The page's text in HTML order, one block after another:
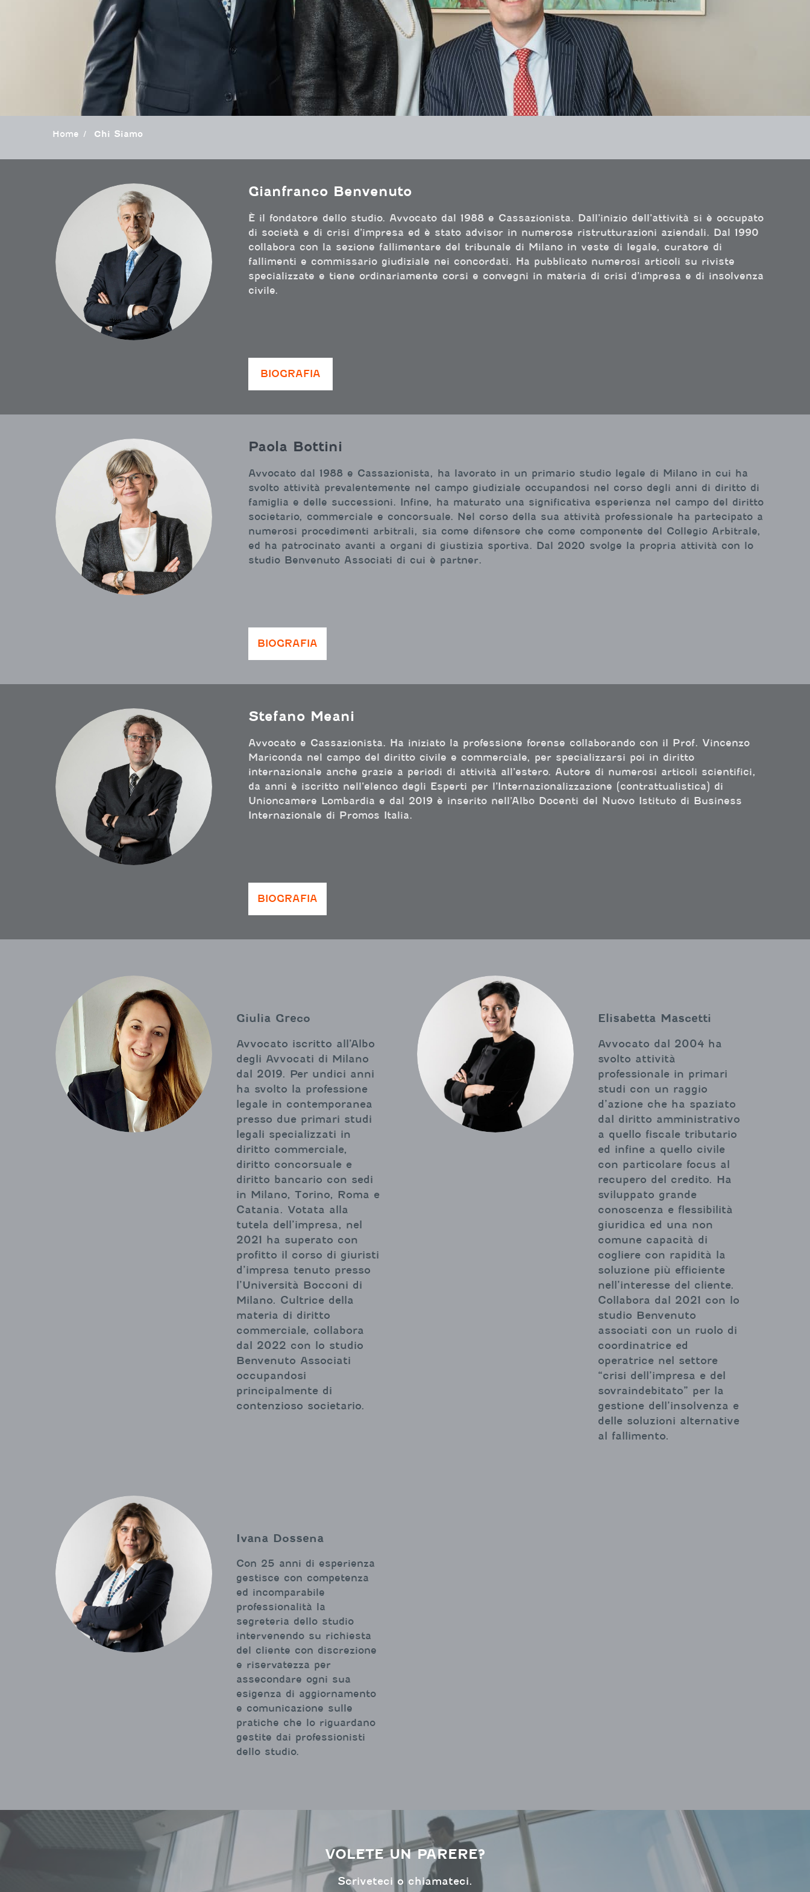
Home Chi Siamo
Gianfranco Benvenuto
È il fondatore dello studio. Avvocato dal 1988 e Cassazionista. Dall’inizio dell’attività si è occupato
di società e di crisi d’impresa ed è stato advisor in numerose ristrutturazioni aziendali. Dal 1990
collabora con la sezione fallimentare del tribunale di Milano in veste di legale, curatore di
fallimenti e commissario giudiziale nei concordati. Ha pubblicato numerosi articoli su riviste
specializzate e tiene ordinariamente corsi e convegni in materia di crisi d’impresa e di insolvenza
civile.
BIOGRAFIA
Paola Bottini
Avvocato dal 1988 e Cassazionista, ha lavorato in un primario studio legale di Milano in cui ha
svolto attività prevalentemente nel campo giudiziale occupandosi nel corso degli anni di diritto di
famiglia e delle successioni. Infine, ha maturato una significativa esperienza nel campo del diritto
societario, commerciale e concorsuale. Nel corso della sua attività professionale ha partecipato a
numerosi procedimenti arbitrali, sia come difensore che come componente del Collegio Arbitrale,
ed ha patrocinato avanti a organi di giustizia sportiva. Dal 2020 svolge la propria attività con lo
studio Benvenuto Associati di cui è partner.
BIOGRAFIA
Stefano Meani
Avvocato e Cassazionista. Ha iniziato la professione forense collaborando con il Prof. Vincenzo
Mariconda nel campo del diritto civile e commerciale, per specializzarsi poi in diritto
internazionale anche grazie a periodi di attività all’estero. Autore di numerosi articoli scientifici,
da anni è iscritto nell’elenco degli Esperti per l’Internazionalizzazione (contrattualistica) di
Unioncamere Lombardia e dal 2019 è inserito nell’Albo Docenti del Nuovo Istituto di Business
Internazionale di Promos Italia.
BIOGRAFIA
Giulia Greco
Avvocato iscritto all’Albo
degli Avvocati di Milano
dal 2019. Per undici anni
ha svolto la professione
legale in contemporanea
presso due primari studi
legali specializzati in
diritto commerciale,
diritto concorsuale e
diritto bancario con sedi
in Milano, Torino, Roma e
Catania. Votata alla
tutela dell’impresa, nel
2021 ha superato con
profitto il corso di giuristi
d’impresa tenuto presso
l’Università Bocconi di
Milano. Cultrice della
materia di diritto
commerciale, collabora
dal 2022 con lo studio
Benvenuto Associati
occupandosi
principalmente di
contenzioso societario.
Elisabetta Mascetti
Avvocato dal 2004 ha
svolto attività
professionale in primari
studi con un raggio
d’azione che ha spaziato
dal diritto amministrativo
a quello fiscale tributario
ed infine a quello civile
con particolare focus al
recupero del credito. Ha
sviluppato grande
conoscenza e flessibilità
giuridica ed una non
comune capacità di
cogliere con rapidità la
soluzione più efficiente
nell’interesse del cliente.
Collabora dal 2021 con lo
studio Benvenuto
associati con un ruolo di
coordinatrice ed
operatrice nel settore
“crisi dell’impresa e del
sovraindebitato” per la
gestione dell’insolvenza e
delle soluzioni alternative
al fallimento.
Ivana Dossena
Con 25 anni di esperienza
gestisce con competenza
ed incomparabile
professionalità la
segreteria dello studio
intervenendo su richiesta
del cliente con discrezione
e riservatezza per
assecondare ogni sua
esigenza di aggiornamento
e comunicazione sulle
pratiche che lo riguardano
gestite dai professionisti
dello studio.
VOLETE UN PARERE?
Scriveteci o chiamateci.